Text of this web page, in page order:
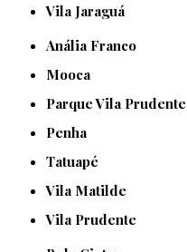
Vila Jaraguá
Anália Franco
Mooca
Parque Vila Prudente
Penha
Tatuapé
Vila Matilde
Vila Prudente